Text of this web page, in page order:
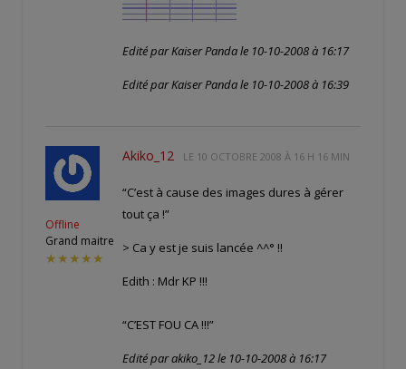
Edité par Kaiser Panda le 10-10-2008 à 16:17
Edité par Kaiser Panda le 10-10-2008 à 16:39
Offline
Grand maitre
★★★★★
Akiko_12 LE 10 OCTOBRE 2008 À 16 H 16 MIN
“C’est à cause des images dures à gérer
tout ça !”
> Ca y est je suis lancée ^^° !!
Edith : Mdr KP !!!
“C’EST FOU CA !!!”
Edité par akiko_12 le 10-10-2008 à 16:17